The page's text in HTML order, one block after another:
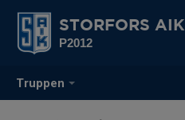
Truppen
STORFORS AIK
P2012